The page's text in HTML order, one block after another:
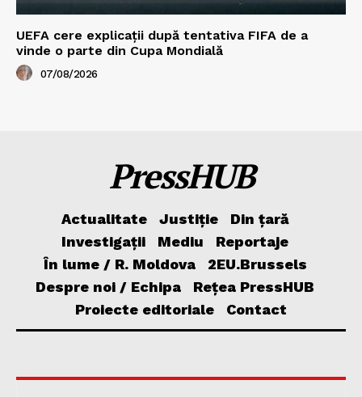
UEFA cere explicații după tentativa FIFA de a
vinde o parte din Cupa Mondială
07/08/2026
PressHUB
Actualitate Justiție
Din țară
Investigații
Mediu
Reportaje
În lume / R. Moldova
2EU.Brussels
Despre noi / Echipa
Rețea PressHUB
Proiecte editoriale
Contact